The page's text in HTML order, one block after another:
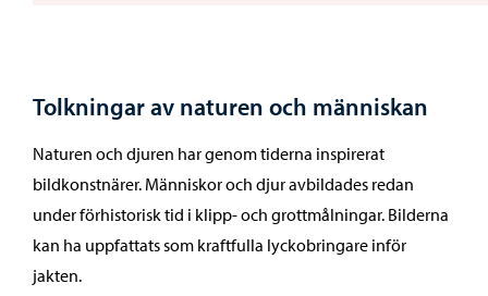
Tolkningar av naturen och människan
Naturen och djuren har genom tiderna inspirerat
bildkonstnärer. Människor och djur avbildades redan
under förhistorisk tid i klipp- och grottmålningar. Bilderna
kan ha uppfattats som kraftfulla lyckobringare inför
jakten.